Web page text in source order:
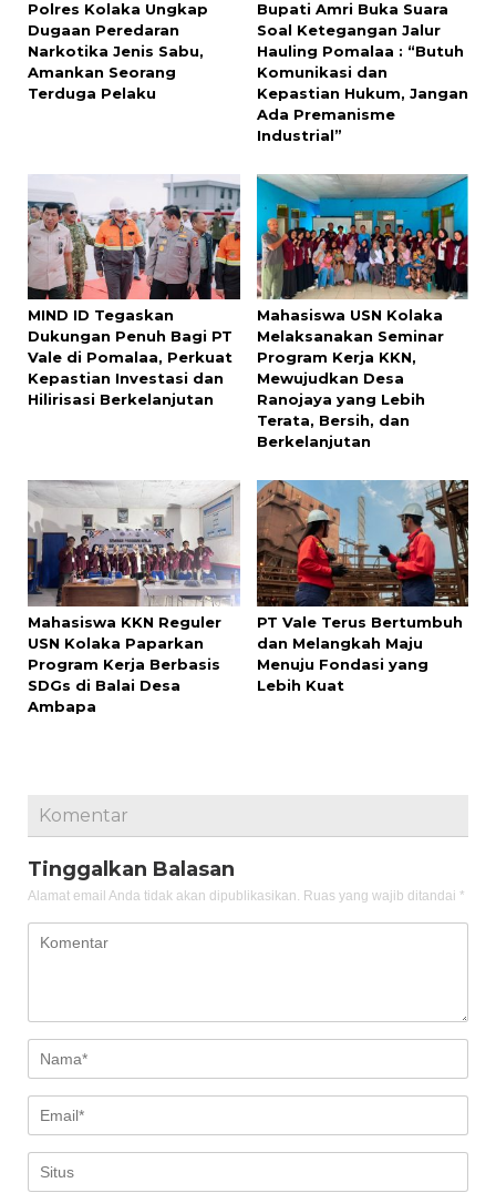
Polres Kolaka Ungkap
Dugaan Peredaran
Narkotika Jenis Sabu,
Amankan Seorang
Terduga Pelaku
Bupati Amri Buka Suara
Soal Ketegangan Jalur
Hauling Pomalaa : “Butuh
Komunikasi dan
Kepastian Hukum, Jangan
Ada Premanisme
Industrial”
MIND ID Tegaskan
Dukungan Penuh Bagi PT
Vale di Pomalaa, Perkuat
Kepastian Investasi dan
Hilirisasi Berkelanjutan
Mahasiswa USN Kolaka
Melaksanakan Seminar
Program Kerja KKN,
Mewujudkan Desa
Ranojaya yang Lebih
Terata, Bersih, dan
Berkelanjutan
Mahasiswa KKN Reguler
USN Kolaka Paparkan
Program Kerja Berbasis
SDGs di Balai Desa
Ambapa
PT Vale Terus Bertumbuh
dan Melangkah Maju
Menuju Fondasi yang
Lebih Kuat
Komentar
Tinggalkan Balasan
Alamat email Anda tidak akan dipublikasikan. Ruas yang wajib ditandai *